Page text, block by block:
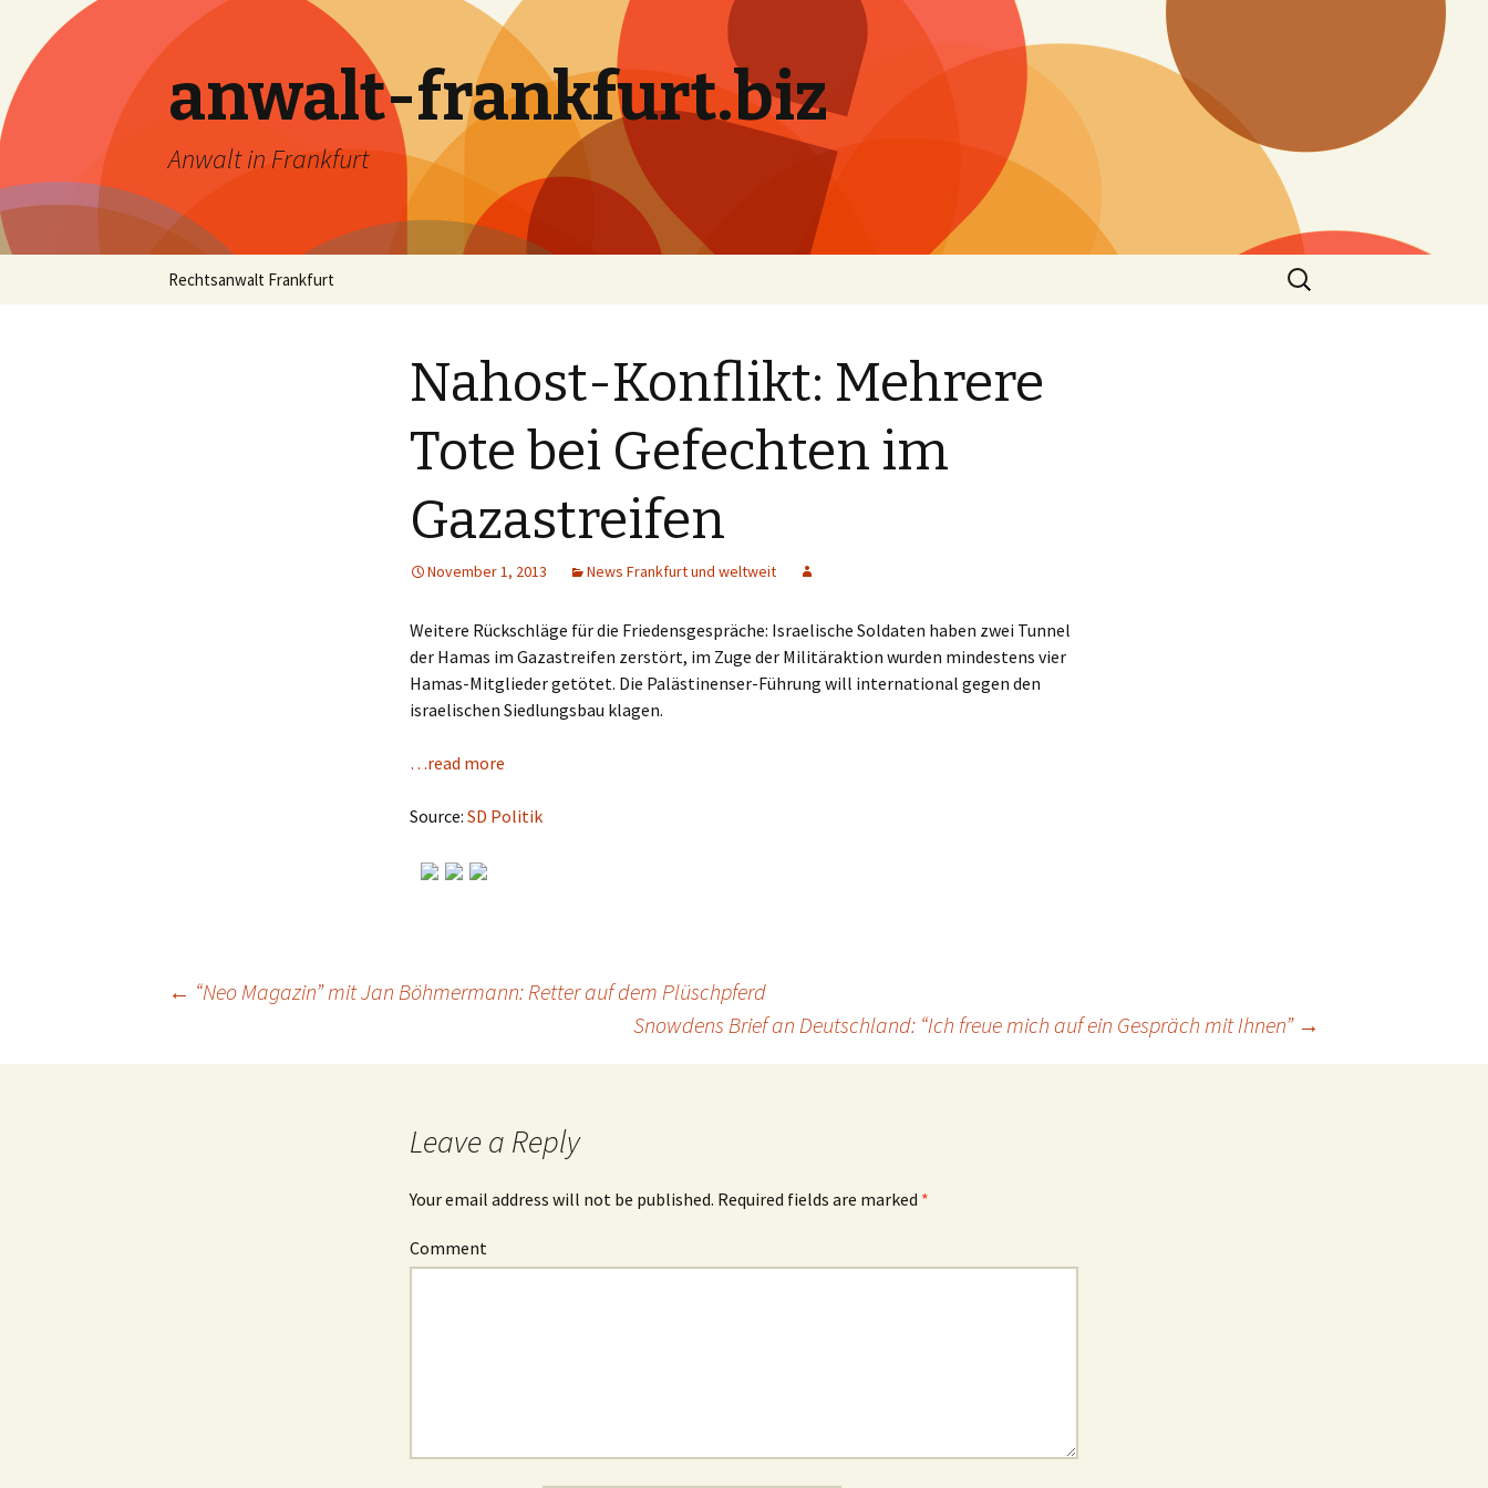
anwalt-frankfurt.biz
Anwalt in Frankfurt
Skip
Rechtsanwalt Frankfurt
Search
for:
Nahost-Konflikt: Mehrere
Tote bei Gefechten im
Gazastreifen
November 1, 2013 News Frankfurt und weltweit
Weitere Rückschläge für die Friedensgespräche: Israelische Soldaten haben zwei Tunnel
der Hamas im Gazastreifen zerstört, im Zuge der Militäraktion wurden mindestens vier
Hamas-Mitglieder getötet. Die Palästinenser-Führung will international gegen den
israelischen Siedlungsbau klagen.
…read more
Source: SD Politik
Post
← “Neo Magazin” mit Jan Böhmermann: Retter auf dem Plüschpferd
Snowdens Brief an Deutschland: “Ich freue mich auf ein Gespräch mit Ihnen” →
Leave a Reply
Your email address will not be published. Required fields are marked *
Comment